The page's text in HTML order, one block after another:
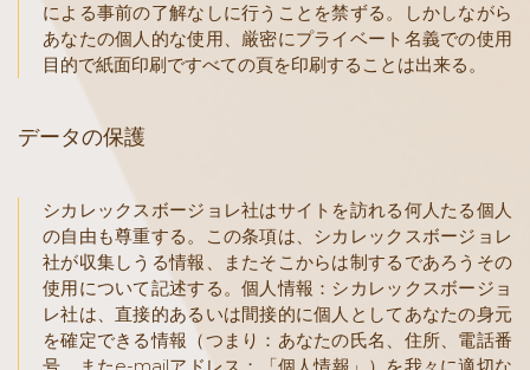
による事前の了解なしに行うことを禁ずる。しかしながら
あなたの個人的な使用、厳密にプライベート名義での使用
目的で紙面印刷ですべての頁を印刷することは出来る。
データの保護
シカレックスボージョレ社はサイトを訪れる何人たる個人
の自由も尊重する。この条項は、シカレックスボージョレ
社が収集しうる情報、またそこからは制するであろうその
使用について記述する。個人情報：シカレックスボージョ
レ社は、直接的あるいは間接的に個人としてあなたの身元
を確定できる情報（つまり：あなたの氏名、住所、電話番